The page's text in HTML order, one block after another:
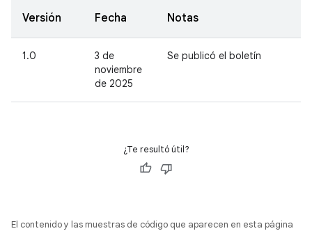
Versión Fecha Notas
1.0
3 de
noviembre
de 2025
Se publicó el boletín
¿Te resultó útil?
El contenido y las muestras de código que aparecen en esta página